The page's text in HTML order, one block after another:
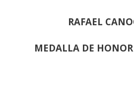
RAFAEL
MEDALLA DE